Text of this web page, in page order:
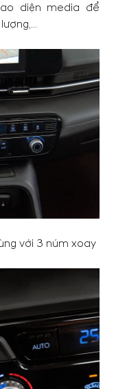
diện media để
với 3 núm xoay